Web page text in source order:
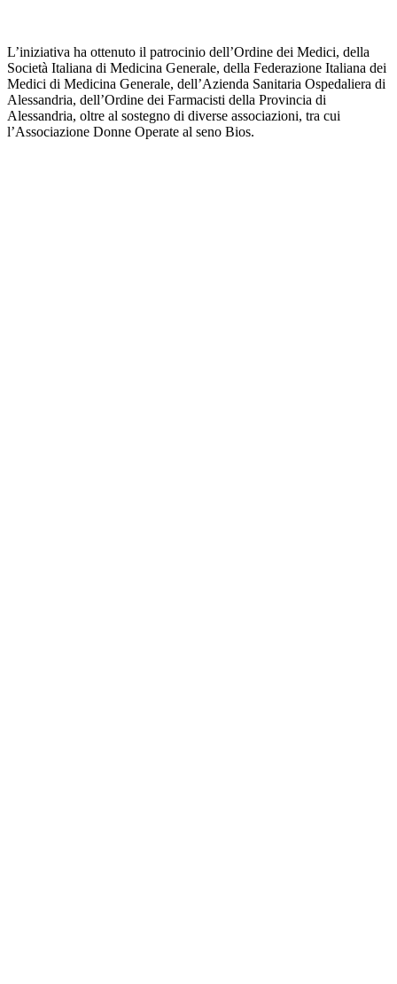
L’iniziativa ha ottenuto il patrocinio dell’Ordine dei Medici, della
Società Italiana di Medicina Generale, della Federazione Italiana dei
Medici di Medicina Generale, dell’Azienda Sanitaria Ospedaliera di
Alessandria, dell’Ordine dei Farmacisti della Provincia di
Alessandria, oltre al sostegno di diverse associazioni, tra cui
l’Associazione Donne Operate al seno Bios.